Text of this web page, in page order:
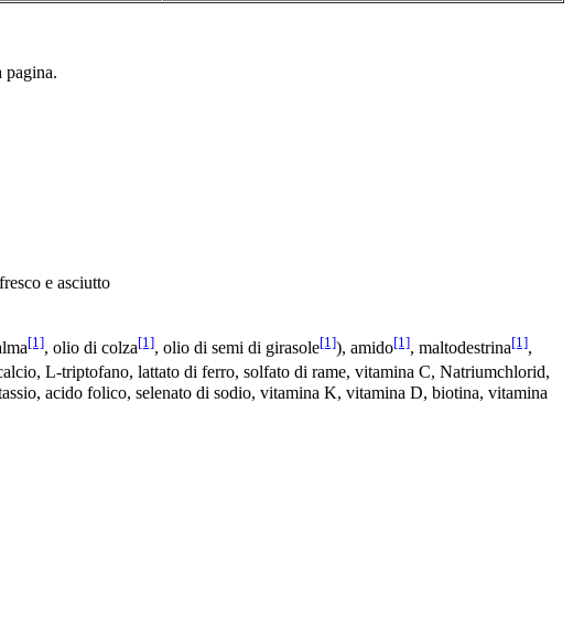
pagina.
e asciutto
[1], olio di colza[1], olio di semi di girasole[1]), amido[1], maltodestrina[1],
L-triptofano, lattato di ferro, solfato di rame, vitamina C, Natriumchlorid,
acido folico, selenato di sodio, vitamina K, vitamina D, biotina, vitamina